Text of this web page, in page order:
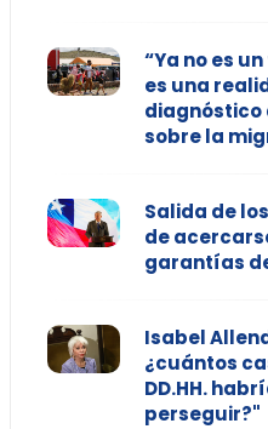
“Ya no es
es una
diagnóstico
sobre la
Salida de
de
garantías
Isabel
¿cuántos
DD.HH.
perseguir?"